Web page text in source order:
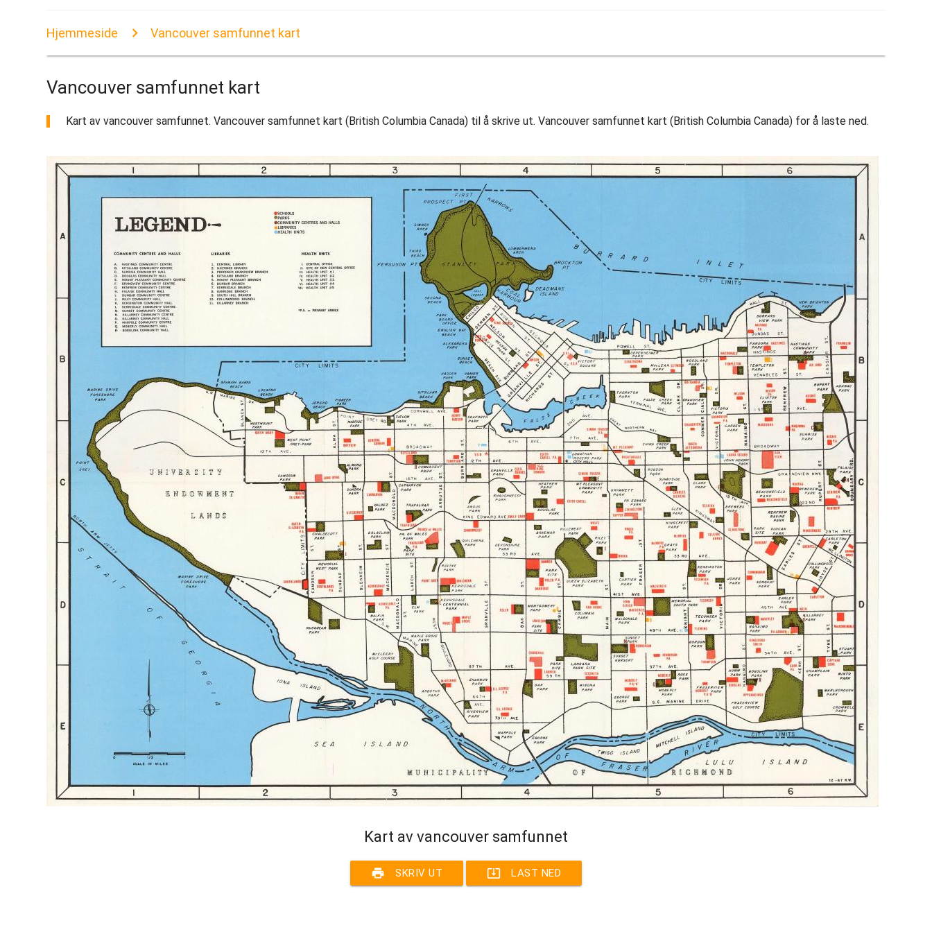
Hjemmeside Vancouver samfunnet kart
Vancouver samfunnet kart
Kart av vancouver samfunnet. Vancouver samfunnet kart (British Columbia Canada) til å skrive ut. Vancouver samfunnet kart (British Columbia Canada) for å laste ned.
Kart av vancouver samfunnet
print SKRIV UT system_update_alt LAST NED